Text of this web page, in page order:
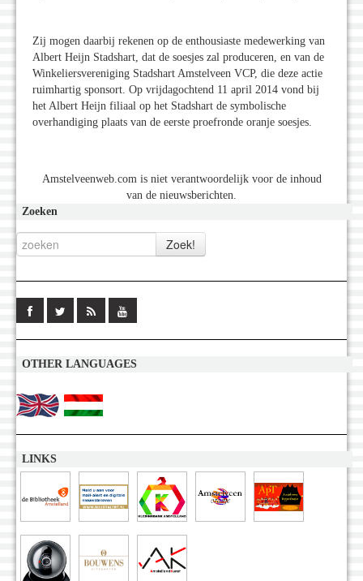
Zij mogen daarbij rekenen op de enthousiaste medewerking van
Albert Heijn Stadshart, dat de soesjes zal produceren, en van de
Winkeliersvereniging Stadshart Amstelveen VCP, die deze actie
ruimhartig sponsort. Op vrijdagochtend 11 april 2014 vond bij
het Albert Heijn filiaal op het Stadshart de symbolische
overhandiging plaats van de eerste proefronde oranje soesjes.
Amstelveenweb.com is niet verantwoordelijk voor de inhoud
van de nieuwsberichten.
Zoeken
OTHER LANGUAGES
LINKS